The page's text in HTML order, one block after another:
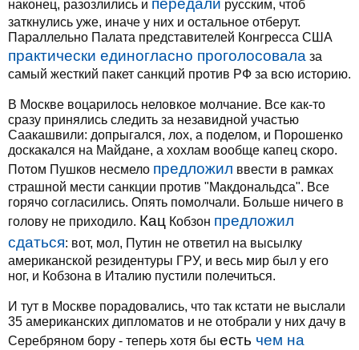
наконец, разозлились и передали русским, чтоб
заткнулись уже, иначе у них и остальное отберут.
Параллельно Палата представителей Конгресса США
практически единогласно проголосовала за
самый жесткий пакет санкций против РФ за всю историю.
В Москве воцарилось неловкое молчание. Все как-то
сразу принялись следить за незавидной участью
Саакашвили: допрыгался, лох, а поделом, и Порошенко
доскакался на Майдане, а хохлам вообще капец скоро.
Потом Пушков несмело предложил ввести в рамках
страшной мести санкции против "Макдональдса". Все
горячо согласились. Опять помолчали. Больше ничего в
голову не приходило. Кац Кобзон предложил
сдаться: вот, мол, Путин не ответил на высылку
американской резидентуры ГРУ, и весь мир был у его
ног, и Кобзона в Италию пустили полечиться.
И тут в Москве порадовались, что так кстати не выслали
35 американских дипломатов и не отобрали у них дачу в
Серебряном бору - теперь хотя бы есть чем на